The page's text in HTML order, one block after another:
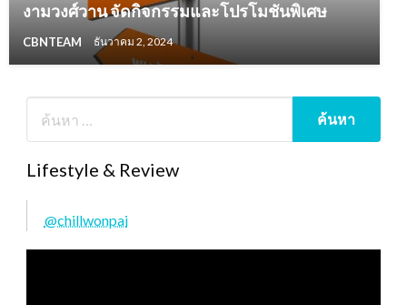
งามวงศ์วาน จัดกิจกรรมและโปรโมชันพิเศษ
CBNTEAM ธันวาคม 2, 2024
Lifestyle & Review
@chillwonpai